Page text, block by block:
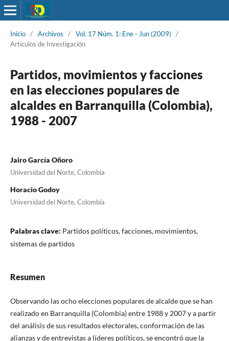
Inicio / Archivos / Vol. 17 Núm. 1: Ene - Jun (2009)
/
Artículos de Investigación
Partidos, movimientos y facciones
en las elecciones populares de
alcaldes en Barranquilla (Colombia),
1988 - 2007
Jairo García Oñoro
Universidad del Norte, Colombia
Horacio Godoy
Universidad del Norte, Colombia
Palabras clave: Partidos políticos, facciones, movimientos,
sistemas de partidos
Resumen
Observando las ocho elecciones populares de alcalde que se han
realizado en Barranquilla (Colombia) entre 1988 y 2007 y a partir
del análisis de sus resultados electorales, conformación de las
alianzas y de entrevistas a líderes políticos, se encontró que la